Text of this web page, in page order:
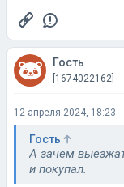
Гость
[1674022162]
12 апреля 2024, 18:23
Гость
А зачем
и покупал.